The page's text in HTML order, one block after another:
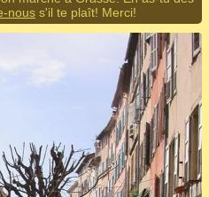
nous s'il te plaît! Merci!